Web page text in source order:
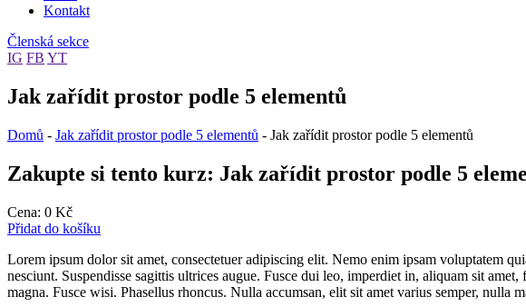
Kontakt
Členská sekce
IG FB YT
Jak zařídit prostor podle 5 elementů
Domů - Jak zařídit prostor podle 5 elementů - Jak zařídit prostor podle 5 elementů
Zakupte si tento kurz: Jak zařídit prostor podle 5
Cena: 0 Kč
Přidat do košíku
Lorem ipsum dolor sit amet, consectetuer adipiscing elit. Nemo enim ipsam voluptatem
nesciunt. Suspendisse sagittis ultrices augue. Fusce dui leo, imperdiet in, aliquam sit
magna. Fusce wisi. Phasellus rhoncus. Nulla accumsan, elit sit amet varius semper, nulla